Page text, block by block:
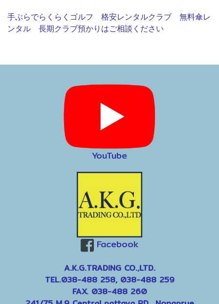
手ぶらでらくらくゴルフ 格安レンタルクラブ 無料傘レ
ンタル 長期クラブ預かりはご相談ください
YouTube
Facebook
A.K.G.TRADING CO.,LTD.
TEL.038-488 258, 038-488 259
FAX. 038-488 260